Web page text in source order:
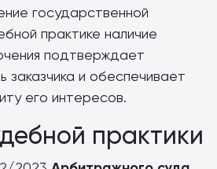
государственной
практике наличие
подтверждает
заказчика и обеспечивает
его интересов.
практики